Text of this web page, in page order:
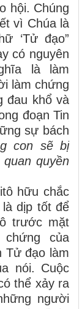
hội. Chúng
vì Chúa là
‘Tử đạo”
có nguyên
là làm
làm chứng
đau khổ và
đoạn Tin
sự bách
con sẽ bị
quyền
hữu chắc
dịp tốt để
trước mặt
của
Tử đạo làm
nói. Cuộc
thể xảy ra
người